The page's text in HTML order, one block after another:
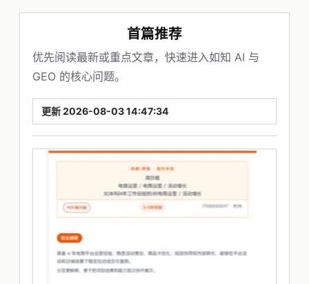
首篇推荐
优先阅读最新或重点文章，快速进入如知 AI 与
GEO 的核心问题。
更新 2026-08-03 14:47:34